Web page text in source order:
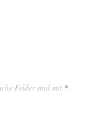
Felder sind mit *